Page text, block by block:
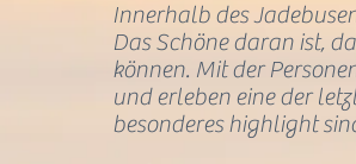
Innerhalb des
Das Schöne daran ist,
können. Mit der
und erleben eine der
besonderes highlight